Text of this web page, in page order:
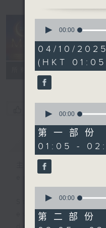
所有集数
on
联络
您喜欢这个节目吗?
简介 GIST
主持人：Music
Stay with us
every night,
seconds
5
hours,
30
minutes,
0
seconds
00:00
04/10/
(HKT
seconds
55
minutes,
10
seconds
00:00
第一部份
01:05 -
seconds
55
minutes,
00:00
第二部份